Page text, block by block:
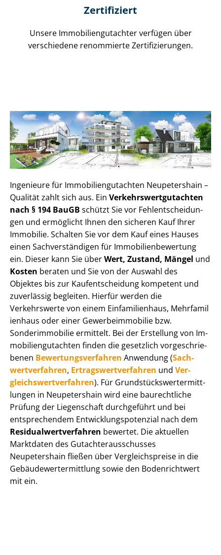
Zertifiziert
Unsere Immobilien­gutachter verfügen über
verschiedene renommierte Zer­ti­fi­zie­run­gen.
Ingenieure für Im­mo­bi­li­en­gut­ach­ten Neupetershain –
Qualität zahlt sich aus. Ein Ver­kehrs­wert­gut­ach­ten
nach § 194 BauGB schützt Sie vor Fehl­ent­schei­dun­
gen und ermöglicht Ihnen den sicheren Kauf Ihrer
Immobilie. Schalten Sie vor dem Kauf eines Hauses
einen Sach­ver­stän­di­gen für Im­mo­bi­li­en­be­wer­tung
ein. Dieser kann Sie überWert, Zustand, Mängel und
Kosten beraten und Sie von der Auswahl des
Objektes bis zur Kauf­ent­schei­dung kompetent und
zuverlässig begleiten. Hierfür werden die
Verkehrswerte von einem Einfamilienhaus, Mehr­fa­mi­l
i­en­haus oder einer Ge­wer­be­im­mo­bi­lie bzw.
Sonderimmobilie ermittelt. Bei der Erstellung von Im­
mo­bi­li­en­gut­ach­ten finden die gesetzlich vor­ge­schrie­
be­nen Be­wer­tungs­ver­fah­ren Anwendung (Sach­
wert­ver­fah­ren, Er­trags­wert­ver­fah­ren und Ver­
gleichs­wert­ver­fah­ren). Für Grund­stücks­wert­ermitt­
lun­gen in Neupetershain wird eine baurechtliche
Prüfung der Liegenschaft durchgeführt und bei
entsprechendem Ent­wick­lungs­po­ten­zi­al nach dem
Re­si­du­al­wert­ver­fah­ren bewertet. Die aktuellen
Marktdaten des Gut­ach­ter­aus­schus­ses
Neupetershain fließen über Ver­gleichs­prei­se in die
Ge­bäu­de­wert­ermitt­lung sowie den Bodenrichtwert
mit ein.